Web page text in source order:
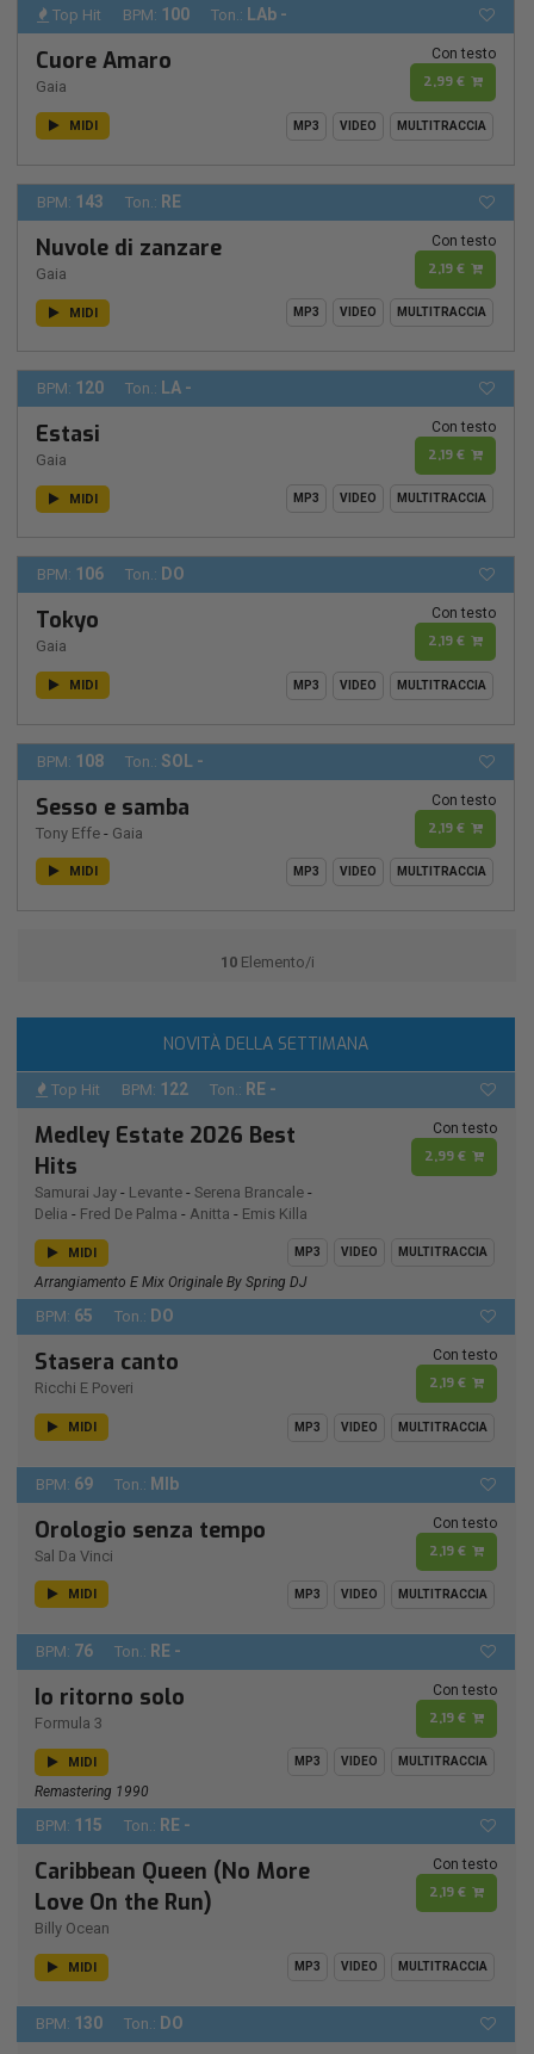
Top Hit BPM: 100 Ton.: LAb -
Cuore Amaro
Gaia
Con testo
2,99 €
MIDI MP3 VIDEO MULTITRACCIA
BPM: 143 Ton.: RE
Nuvole di zanzare
Gaia
Con testo
2,19 €
MIDI MP3 VIDEO MULTITRACCIA
BPM: 120 Ton.: LA -
Estasi
Gaia
Con testo
2,19 €
MIDI MP3 VIDEO MULTITRACCIA
BPM: 106 Ton.: DO
Tokyo
Gaia
Con testo
2,19 €
MIDI MP3 VIDEO MULTITRACCIA
BPM: 108 Ton.: SOL -
Sesso e samba
Tony Effe - Gaia
Con testo
2,19 €
MIDI MP3 VIDEO MULTITRACCIA
10Elemento/i
NOVITÀ DELLA SETTIMANA
Top Hit BPM: 122 Ton.: RE -
Medley Estate 2026 Best
Hits
Samurai Jay - Levante - Serena Brancale -
Delia - Fred De Palma - Anitta - Emis Killa
Con testo
2,99 €
MIDI MP3 VIDEO MULTITRACCIA
Arrangiamento E Mix Originale By Spring DJ
BPM: 65 Ton.: DO
Stasera canto
Ricchi E Poveri
Con testo
2,19 €
MIDI MP3 VIDEO MULTITRACCIA
BPM: 69 Ton.: MIb
Orologio senza tempo
Sal Da Vinci
Con testo
2,19 €
MIDI MP3 VIDEO MULTITRACCIA
BPM: 76 Ton.: RE -
Io ritorno solo
Formula 3
Con testo
2,19 €
MIDI MP3 VIDEO MULTITRACCIA
Remastering 1990
BPM: 115 Ton.: RE -
Caribbean Queen (No More
Love On the Run)
Billy Ocean
Con testo
2,19 €
MIDI MP3 VIDEO MULTITRACCIA
BPM: 130 Ton.: DO